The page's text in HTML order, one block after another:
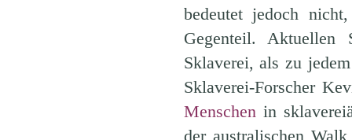
bedeutet jedoch
Gegenteil. Aktuellen
Sklaverei, als zu
Sklaverei-Forscher
Menschenin
der australischen